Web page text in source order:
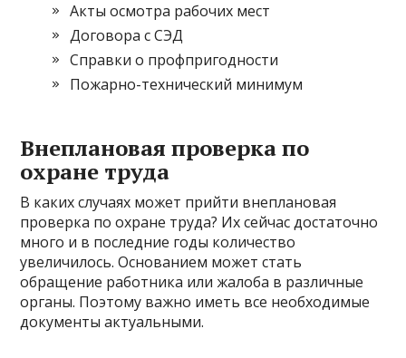
Акты осмотра рабочих мест
Договора с СЭД
Справки о профпригодности
Пожарно-технический минимум
Внеплановая проверка по
охране труда
В каких случаях может прийти внеплановая
проверка по охране труда? Их сейчас достаточно
много и в последние годы количество
увеличилось. Основанием может стать
обращение работника или жалоба в различные
органы. Поэтому важно иметь все необходимые
документы актуальными.